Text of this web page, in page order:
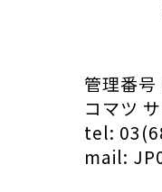
日時
管理番号
コマツ
tel:
mail: